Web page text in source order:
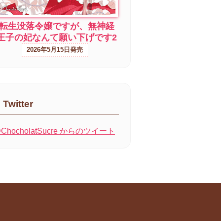
生没落令嬢ですが、無神経
子の妃なんて願い下げです2
2026年5月15日
Twitter
からのツイート